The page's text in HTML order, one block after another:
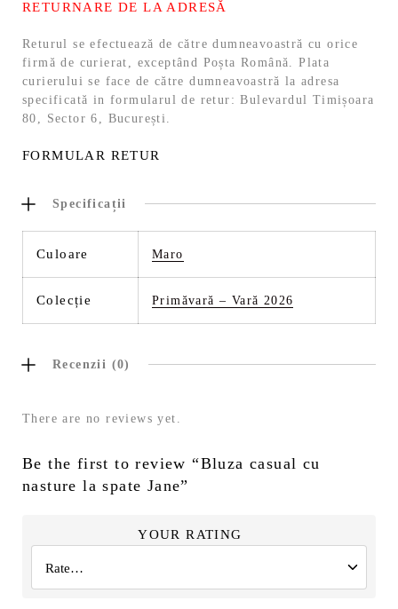
RETURNARE DE LA ADRESĂ
Returul se efectuează de către dumneavoastră cu orice
firmă de curierat, exceptând Poșta Română. Plata
curierului se face de către dumneavoastră la adresa
specificată in formularul de retur: Bulevardul Timișoara
80, Sector 6, București.
FORMULAR RETUR
Specificații
Culoare Maro
Colecție Primăvară – Vară 2026
Recenzii (0)
There are no reviews yet.
Be the first to review “Bluza casual cu
nasture la spate Jane”
YOUR RATING